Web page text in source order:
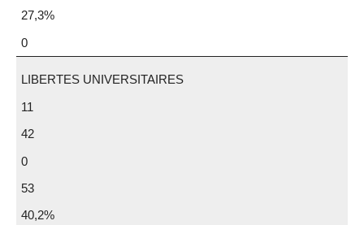
27,3%
0
LIBERTES UNIVERSITAIRES
11
42
0
53
40,2%